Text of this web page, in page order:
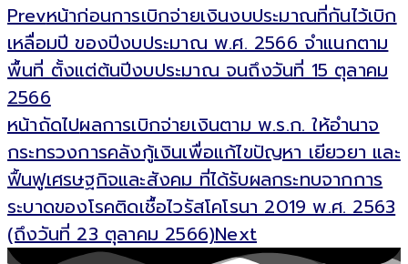
Prevหน้าก่อนการเบิกจ่ายเงินงบประมาณที่กันไว้เบิก
เหลื่อมปี ของปีงบประมาณ พ.ศ. 2566 จำแนกตาม
พื้นที่ ตั้งแต่ต้นปีงบประมาณ จนถึงวันที่ 15 ตุลาคม
2566
หน้าถัดไปผลการเบิกจ่ายเงินตาม พ.ร.ก. ให้อำนาจ
กระทรวงการคลังกู้เงินเพื่อแก้ไขปัญหา เยียวยา และ
ฟื้นฟูเศรษฐกิจและสังคม ที่ได้รับผลกระทบจากการ
ระบาดของโรคติดเชื้อไวรัสโคโรนา 2019 พ.ศ. 2563
(ถึงวันที่ 23 ตุลาคม 2566)Next